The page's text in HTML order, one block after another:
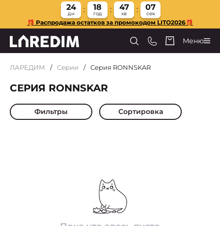
24
дн
18
год
47
хв
07
сек
🎁 Распродажа остатков за промокодом LITO2026🎁
Меню
ЛАРЕДИМ Серии Серия RONNSKAR
СЕРИЯ RONNSKAR
Фильтры Сортировка